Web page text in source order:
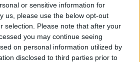
or sensitive information for
us, please use the below opt-out
selection. Please note that after your
you may continue seeing
on personal information utilized by
disclosed to third parties prior to
offrendo una
e una gestione ottimale delle
in ambienti clinici e
per la cura domiciliare.